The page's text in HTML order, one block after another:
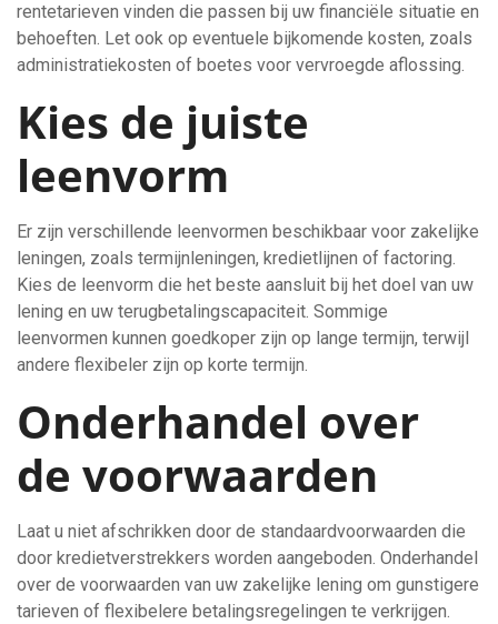
rentetarieven vinden die passen bij uw financiële situatie en
behoeften. Let ook op eventuele bijkomende kosten, zoals
administratiekosten of boetes voor vervroegde aflossing.
Kies de juiste
leenvorm
Er zijn verschillende leenvormen beschikbaar voor zakelijke
leningen, zoals termijnleningen, kredietlijnen of factoring.
Kies de leenvorm die het beste aansluit bij het doel van uw
lening en uw terugbetalingscapaciteit. Sommige
leenvormen kunnen goedkoper zijn op lange termijn, terwijl
andere flexibeler zijn op korte termijn.
Onderhandel over
de voorwaarden
Laat u niet afschrikken door de standaardvoorwaarden die
door kredietverstrekkers worden aangeboden. Onderhandel
over de voorwaarden van uw zakelijke lening om gunstigere
tarieven of flexibelere betalingsregelingen te verkrijgen.